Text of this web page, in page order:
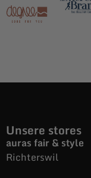
Unsere stores
auras fair & style
Richterswil